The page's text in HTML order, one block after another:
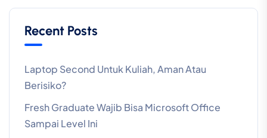
Recent Posts
Laptop Second Untuk Kuliah, Aman Atau
Berisiko?
Fresh Graduate Wajib Bisa Microsoft Office
Sampai Level Ini